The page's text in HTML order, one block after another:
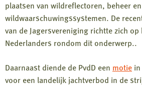
plaatsen van wildreflectoren, beheer en
wildwaarschuwingssystemen. De
van de Jagersvereniging richtte zich
Nederlanders rondom dit onderwerp..
Daarnaast diende de PvdD een motie
voor een landelijk jachtverbod in de